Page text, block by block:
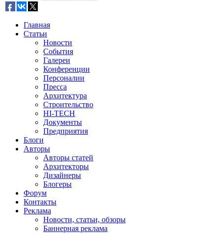
Главная
Статьи
Новости
События
Галереи
Конференции
Персоналии
Пресса
Архитектура
Строительство
HI-TECH
Документы
Предприятия
Блоги
Авторы
Авторы статей
Архитекторы
Дизайнеры
Блогеры
Форум
Контакты
Реклама
Новости, статьи, обзоры
Баннерная реклама